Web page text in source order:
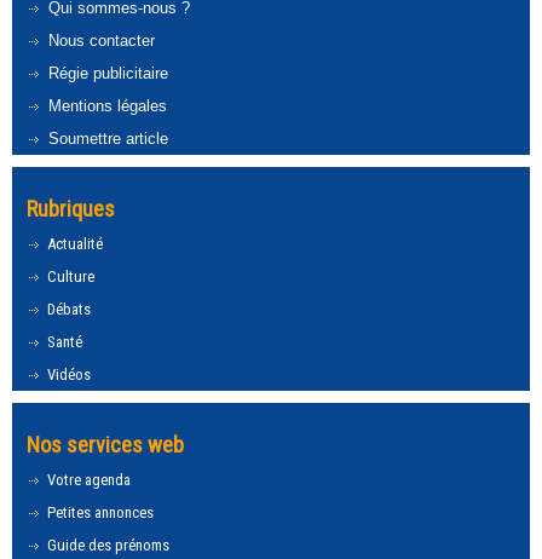
Qui sommes-nous ?
Nous contacter
Régie publicitaire
Mentions légales
Soumettre article
Rubriques
Actualité
Culture
Débats
Santé
Vidéos
Nos services web
Votre agenda
Petites annonces
Guide des prénoms